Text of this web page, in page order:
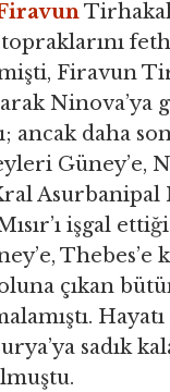
Firavun
Ninova’ya
ancak daha
Güney’e,
Asurbanipal
işgal
Thebes’e
çıkan
sadık